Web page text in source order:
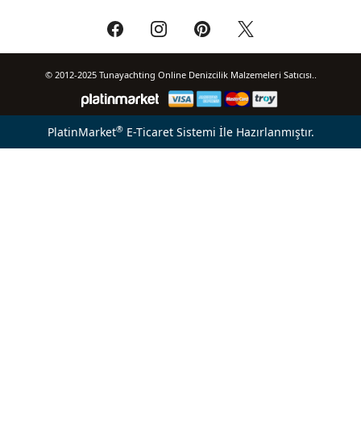
© 2012-2025 Tunayachting Online Denizcilik Malzemeleri Satıcısı..
PlatinMarket®E-Ticaret Sistemi İle Hazırlanmıştır.